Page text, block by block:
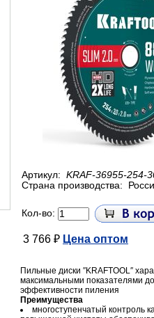
Артикул: KRAF-36955-254-
Страна производства:
Кол-во:
3 766 ₽ Цена оптом
Пильные диски ″KRAFTOOL″
максимальными показателями
эффективности пиления
Преимущества
многоступенчатый контроль